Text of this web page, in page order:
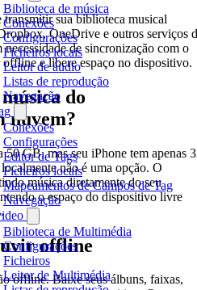
Biblioteca de música
Conexões
Configurações
Ficheiros locais
Leitor de áudio
Listas de reprodução
Navegação
Conexões
Configurações
Editor de Tags
Ficheiros locais
Mapeamentos de Campos de Tag
Navegação
Biblioteca de Multimédia
Configurações
Ficheiros
Leitor de Multimédia
sua biblioteca musical
OneDrive e outros serviços
de sincronização com o
e libere espaço no dispositivo.
do
nuvem?
50 GB, mas seu iPhone tem apenas
não é uma opção. O
música diretamente do seu
o espaço do dispositivo livre
offline
offline. Baixe seus álbuns, faixas,